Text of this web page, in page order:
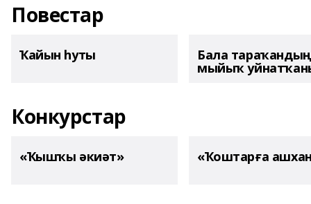
Повестар
Ҡайын һуты Бала тараҡандың
мыйыҡ
Конкурстар
«Ҡышҡы әкиәт» «Ҡоштарға